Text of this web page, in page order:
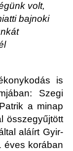
volt,
bajnoki
is
Szegi
a minap
összegyűjtött
aláírt Gyir­
éves korában